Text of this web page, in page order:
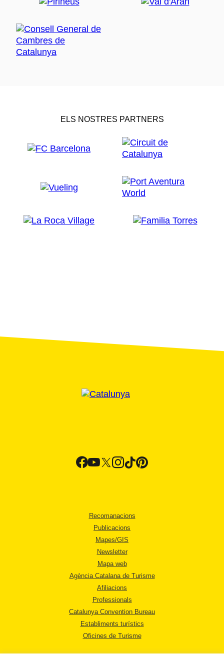
ELS NOSTRES PARTNERS
Recomanacions
Publicacions
Mapes/GIS
Newsletter
Mapa web
Agència Catalana de Turisme
Afiliacions
Professionals
Catalunya Convention Bureau
Establiments turístics
Oficines de Turisme